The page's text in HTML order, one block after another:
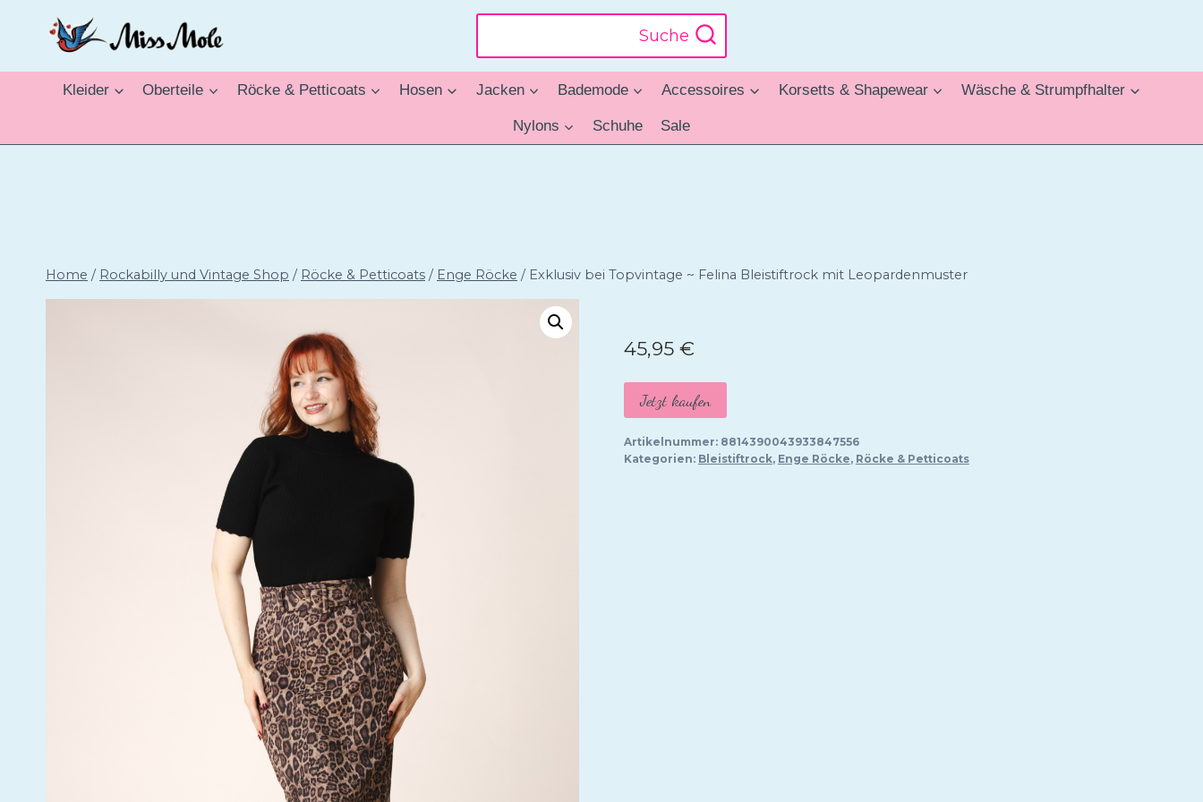
Suche
Kleider Oberteile Röcke & Petticoats Hosen Jacken Bademode Accessoires Korsetts & Shapewear Wäsche & Strumpfhalter
Nylons Schuhe Sale
Home / Rockabilly und Vintage Shop / Röcke & Petticoats / Enge Röcke / Exklusiv bei Topvintage ~ Felina Bleistiftrock mit Leopardenmuster
45,95 €
Jetzt kaufen
Artikelnummer: 8814390043933847556
Kategorien: Bleistiftrock, Enge Röcke, Röcke & Petticoats